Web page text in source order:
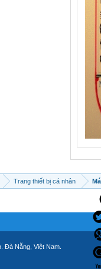
Trang thiết bị cá nhân
Đà Nẵng, Việt Nam.